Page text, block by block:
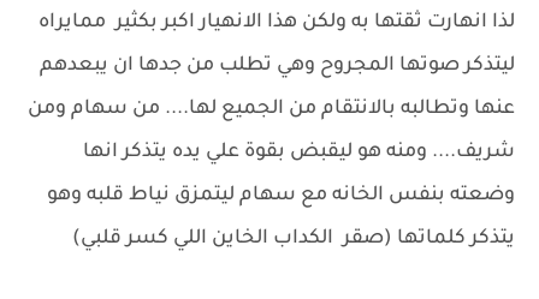
لذا انهارت ثقتها به ولكن هذا الانهيار اكبر بكثير ممايراه
ليتذكر صوتها المجروح وهي تطلب من جدها ان يبعدهم
عنها وتطالبه بالانتقام من الجميع لها.... من سهام ومن
شريف.... ومنه هو ليقبض بقوة علي يده يتذكر انها
وضعته بنفس الخانه مع سهام ليتمزق نياط قلبه وهو
يتذكر كلماتها (صقر الكداب الخاين اللي كسر قلبي)